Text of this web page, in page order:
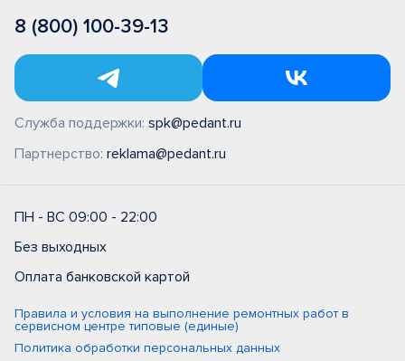
8 (800) 100-39-13
Служба поддержки: spk@pedant.ru
Партнерство: reklama@pedant.ru
ПН - ВС 09:00 - 22:00
Без выходных
Оплата банковской картой
Правила и условия на выполнение ремонтных работ в
сервисном центре типовые (единые)
Политика обработки персональных данных